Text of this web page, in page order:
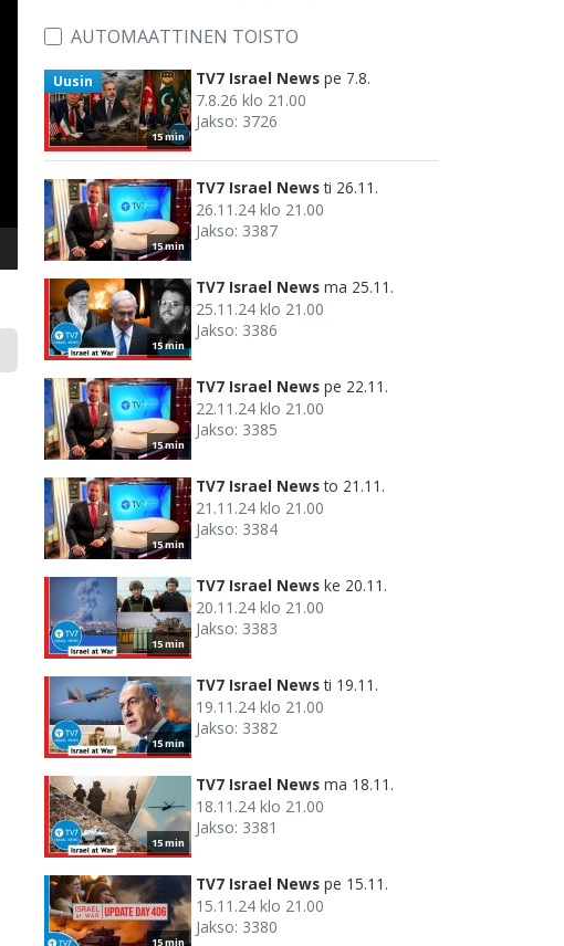
AUTOMAATTINEN TOISTO
15 min
Uusin TV7 Israel News pe 7.8.
7.8.26 klo 21.00
Jakso: 3726
15 min
TV7 Israel News ti 26.11.
26.11.24 klo 21.00
Jakso: 3387
15 min
TV7 Israel News ma 25.11.
25.11.24 klo 21.00
Jakso: 3386
15 min
TV7 Israel News pe 22.11.
22.11.24 klo 21.00
Jakso: 3385
15 min
TV7 Israel News to 21.11.
21.11.24 klo 21.00
Jakso: 3384
15 min
TV7 Israel News ke 20.11.
20.11.24 klo 21.00
Jakso: 3383
15 min
TV7 Israel News ti 19.11.
19.11.24 klo 21.00
Jakso: 3382
15 min
TV7 Israel News ma 18.11.
18.11.24 klo 21.00
Jakso: 3381
15 min
TV7 Israel News pe 15.11.
15.11.24 klo 21.00
Jakso: 3380